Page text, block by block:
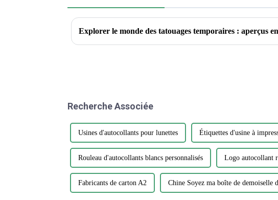
Recherche Associée
Usines d'autocollants pour lunettes Étiquettes d'usine à
Rouleau d'autocollants blancs personnalisés Logo autocollant
Fabricants de carton A2 Chine Soyez ma boîte de demoiselle